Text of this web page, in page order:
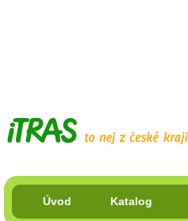
Úvod Katalog